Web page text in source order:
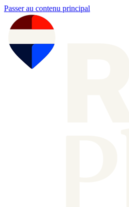
Passer au contenu principal